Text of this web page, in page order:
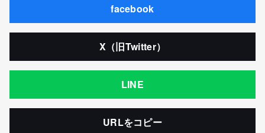
facebook
X（旧Twitter）
LINE
URLをコピー